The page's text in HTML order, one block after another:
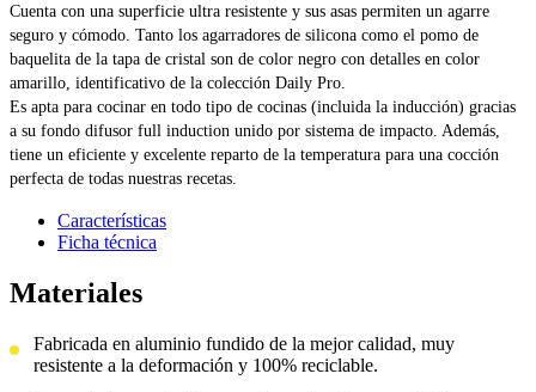
Cuenta con una superficie ultra resistente y sus asas permiten un agarre
seguro y cómodo. Tanto los agarradores de silicona como el pomo de
baquelita de la tapa de cristal son de color negro con detalles en color
amarillo, identificativo de la colección Daily Pro.
Es apta para cocinar en todo tipo de cocinas (incluida la inducción) gracias
a su fondo difusor full induction unido por sistema de impacto. Además,
tiene un eficiente y excelente reparto de la temperatura para una cocción
perfecta de todas nuestras recetas.
Características
Ficha técnica
Materiales
Fabricada en aluminio fundido de la mejor calidad, muy
resistente a la deformación y 100% reciclable.